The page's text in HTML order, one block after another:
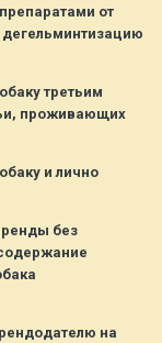
от
третьим
проживающих
и лично
без
на